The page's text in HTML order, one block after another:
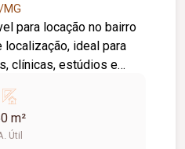
MG
para locação no bairro
localização, ideal para
clínicas, estúdios e
forro em gesso, copa,
e acesso por senha,
funcionalidade para o
m²
Útil